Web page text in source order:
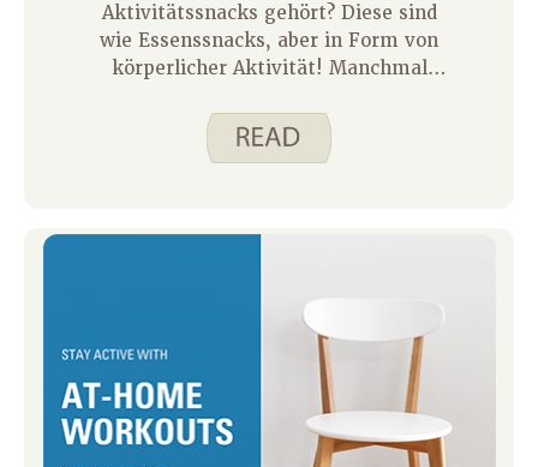
Aktivitätssnacks gehört? Diese sind
wie Essenssnacks, aber in Form von
körperlicher Aktivität! Manchmal
beginnen – ob im Fitnessstudio oder zu
Hause, ich möchte nicht viel Zeit
aber ich fühle mich oft entmutigt und
bekommen habe. Hier können
Aktivitätssnacks in Ihren Alltag